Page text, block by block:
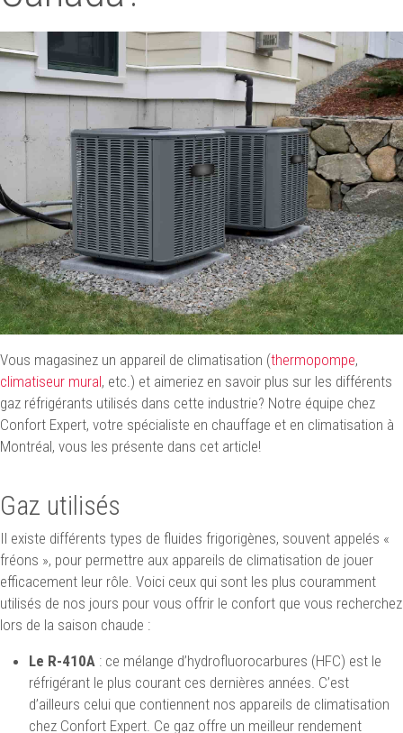
Vous magasinez un appareil de climatisation (thermopompe,
climatiseur mural, etc.) et aimeriez en savoir plus sur les différents
gaz réfrigérants utilisés dans cette industrie? Notre équipe chez
Confort Expert, votre spécialiste en chauffage et en climatisation à
Montréal, vous les présente dans cet article!
Gaz utilisés
Il existe différents types de fluides frigorigènes, souvent appelés «
fréons », pour permettre aux appareils de climatisation de jouer
efficacement leur rôle. Voici ceux qui sont les plus couramment
utilisés de nos jours pour vous offrir le confort que vous recherchez
lors de la saison chaude :
Le R-410A : ce mélange d’hydrofluorocarbures (HFC) est le
réfrigérant le plus courant ces dernières années. C’est
d’ailleurs celui que contiennent nos appareils de climatisation
chez Confort Expert. Ce gaz offre un meilleur rendement